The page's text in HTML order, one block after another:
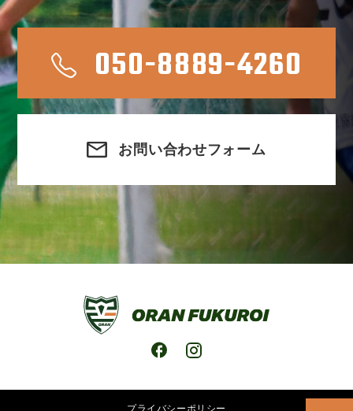
050-8889-4260
お問い合わせフォーム
プライバシーポリシー